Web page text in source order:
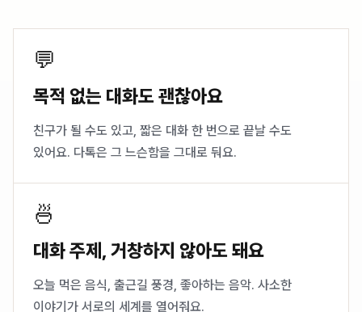
💬
목적 없는 대화도 괜찮아요
친구가 될 수도 있고, 짧은 대화 한 번으로 끝날 수도
있어요. 다톡은 그 느슨함을 그대로 둬요.
🍜
대화 주제, 거창하지 않아도 돼요
오늘 먹은 음식, 출근길 풍경, 좋아하는 음악. 사소한
이야기가 서로의 세계를 열어줘요.